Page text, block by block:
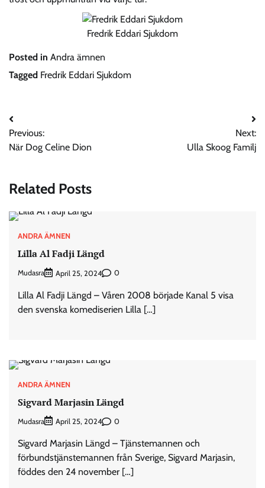
Fredrik Eddari Sjukdom
Posted in Andra ämnen
Tagged Fredrik Eddari Sjukdom
Post
navigation
Previous:
När Dog Celine Dion
Next:
Ulla Skoog Familj
Related Posts
ANDRA ÄMNEN
Lilla Al Fadji Längd
Mudasra April 25, 2024 0
Lilla Al Fadji Längd – Våren 2008 började Kanal 5 visa
den svenska komediserien Lilla […]
ANDRA ÄMNEN
Sigvard Marjasin Längd
Mudasra April 25, 2024 0
Sigvard Marjasin Längd – Tjänstemannen och
förbundstjänstemannen från Sverige, Sigvard Marjasin,
föddes den 24 november […]